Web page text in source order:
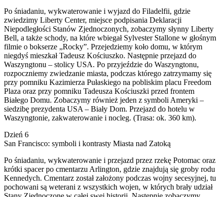
Po śniadaniu, wykwaterowanie i wyjazd do Filadelfii, gdzie
zwiedzimy Liberty Center, miejsce podpisania Deklaracji
Niepodległości Stanów Zjednoczonych, zobaczymy słynny Liberty
Bell, a także schody, na które wbiegał Sylvester Stallone w głośnym
filmie o bokserze „Rocky”. Przejedziemy koło domu, w którym
niegdyś mieszkał Tadeusz Kościuszko. Następnie przejazd do
Waszyngtonu – stolicy USA. Po przyjeździe do Waszyngtonu,
rozpoczniemy zwiedzanie miasta, podczas którego zatrzymamy się
przy pomniku Kazimierza Pułaskiego na pobliskim placu Freedom
Plaza oraz przy pomniku Tadeusza Kościuszki przed frontem
Białego Domu. Zobaczymy również jeden z symboli Ameryki –
siedzibę prezydenta USA – Biały Dom. Przejazd do hotelu w
Waszyngtonie, zakwaterowanie i nocleg. (Trasa: ok. 360 km).
Dzień 6
San Francisco: symboli i kontrasty Miasta nad Zatoką
Po śniadaniu, wykwaterowanie i przejazd przez rzekę Potomac oraz
krótki spacer po cmentarzu Arlington, gdzie znajdują się groby rodu
Kennedych. Cmentarz został założony podczas wojny secesyjnej, tu
pochowani są weterani z wszystkich wojen, w których brały udział